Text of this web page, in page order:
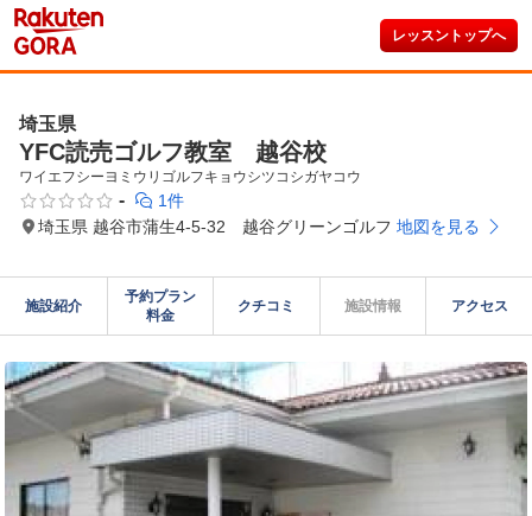
レッスントップへ
埼玉県
YFC読売ゴルフ教室 越谷校
ワイエフシーヨミウリゴルフキョウシツコシガヤコウ
-
1件
埼玉県 越谷市蒲生4-5-32 越谷グリーンゴルフ 地図を見る
施設紹介
予約プラン
料金
クチコミ 施設情報 アクセス